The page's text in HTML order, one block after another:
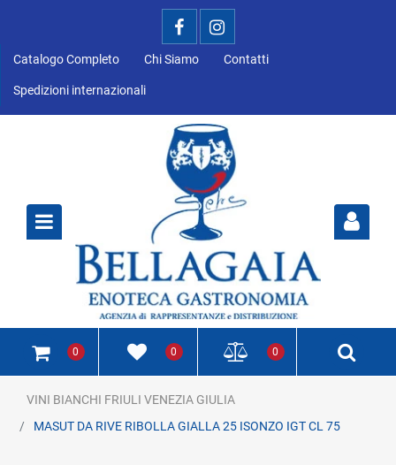
Catalogo Completo Chi Siamo Contatti
Spedizioni internazionali
0 0 0
VINI BIANCHI FRIULI VENEZIA GIULIA
MASUT DA RIVE RIBOLLA GIALLA 25 ISONZO IGT CL 75